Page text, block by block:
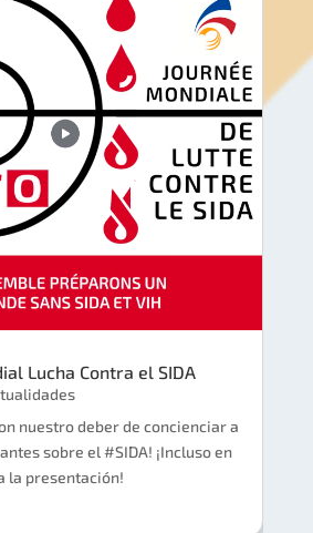
Lucha Contra el SIDA
nuestro deber de concienciar a
sobre el #SIDA! ¡Incluso en
la presentación!